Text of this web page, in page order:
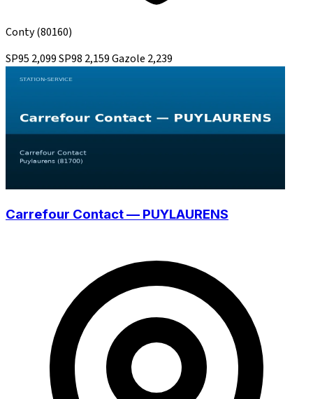
Conty(80160)
SP95 2,099SP98 2,159Gazole 2,239
Carrefour Contact — PUYLAURENS